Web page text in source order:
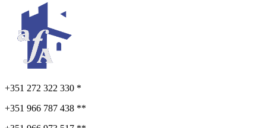
+351 272 322 330 *
+351 966 787 438 **